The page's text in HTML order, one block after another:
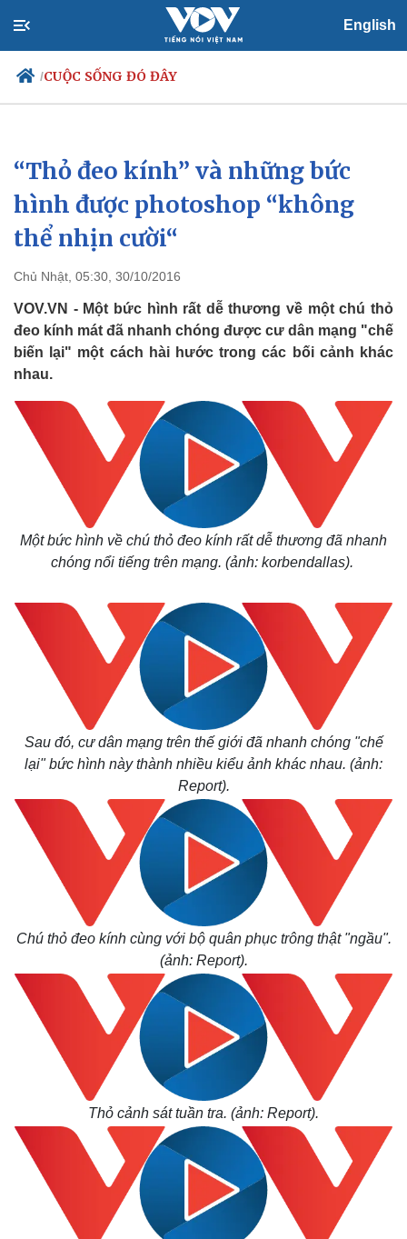
English
/CUỘC SỐNG ĐÓ ĐÂY
Chính trị
Đảng
Tổ chức nhân sự
Quốc hội
Nhận diện sự thật
Xã hội
Tin 24h
Dự báo thời tiết
“Thỏ đeo kính” và những bức
hình được photoshop “không
thể nhịn cười“
Chủ Nhật, 05:30, 30/10/2016
VOV.VN - Một bức hình rất dễ thương về một chú thỏ
đeo kính mát đã nhanh chóng được cư dân mạng "chế
biến lại" một cách hài hước trong các bối cảnh khác
nhau.
Một bức hình về chú thỏ đeo kính rất dễ thương đã nhanh
chóng nổi tiếng trên mạng. (ảnh: korbendallas).
Sau đó, cư dân mạng trên thế giới đã nhanh chóng "chế
lại" bức hình này thành nhiều kiểu ảnh khác nhau. (ảnh:
Report).
Chú thỏ đeo kính cùng với bộ quân phục trông thật "ngầu".
(ảnh: Report).
Thỏ cảnh sát tuần tra. (ảnh: Report).